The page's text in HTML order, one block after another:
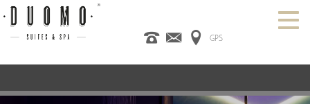
GPS
HABITACIONES SPA DESIGN HOTEL